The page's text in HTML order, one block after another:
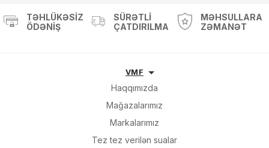
TƏHLÜKƏSIZ
ÖDƏNIŞ
SÜRƏTLI
ÇATDIRILMA
MƏHSULLARA
ZƏMANƏT
VMF
Haqqımızda
Mağazalarımız
Markalarımız
Tez tez verilən sualar